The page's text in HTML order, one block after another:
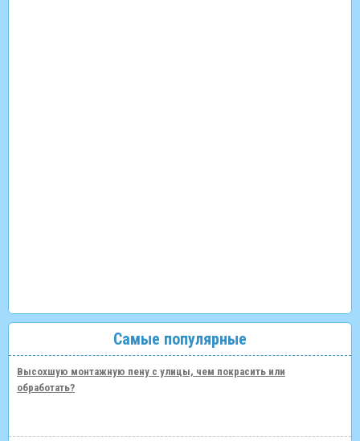
Самые популярные
Высохшую монтажную пену с улицы, чем покрасить или
обработать?